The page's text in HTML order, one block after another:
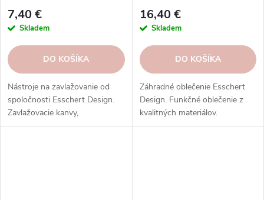
7,40 €
Skladem
DO KOŠÍKA
Nástroje na zavlažovanie od
spoločnosti Esschert Design.
Zavlažovacie kanvy,
postrekovače, striekačky,
16,40 €
Skladem
DO KOŠÍKA
Záhradné oblečenie Esschert
Design. Funkčné oblečenie z
kvalitných materiálov.
Objednajte si v našom e-shope